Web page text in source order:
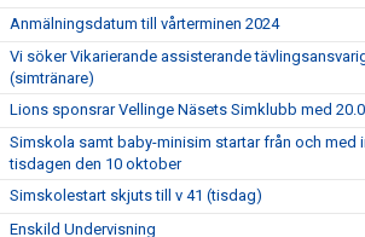
Anmälningsdatum till vårterminen 2024
Vi söker Vikarierande assisterande
(simtränare)
Lions sponsrar Vellinge Näsets Simklubb med
Simskola samt baby-minisim startar från och med
tisdagen den 10 oktober
Simskolestart skjuts till v 41 (tisdag)
Enskild Undervisning